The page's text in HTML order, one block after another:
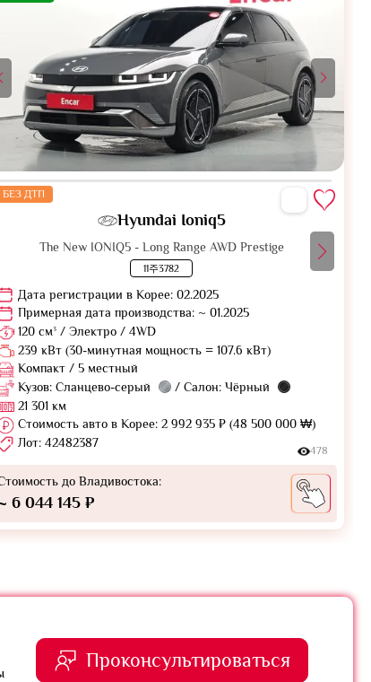
БЕЗ ДТП
Hyundai Ioniq5
The New IONIQ5 - Long Range AWD Prestige
11주3782
Дата регистрации в Корее: 02.2025
Примерная дата производства: ~ 01.2025
120 см³ / Электро / 4WD
239 кВт (30-минутная мощность = 107.6 кВт)
Компакт / 5 местный
Кузов: Сланцево-серый
/ Салон: Чёрный
21 301 км
Стоимость авто в Корее: 2 992 935 ₽ (48 500 000 ₩)
Лот: 42482387
478
до Владивостока:
6 044 145 ₽
Проконсультироваться